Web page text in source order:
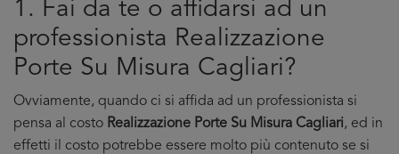
1. Fai da te o affidarsi ad un
professionista Realizzazione
Porte Su Misura Cagliari?
Ovviamente, quando ci si affida ad un professionista si
pensa al costo Realizzazione Porte Su Misura Cagliari, ed in
effetti il costo potrebbe essere molto più contenuto se si